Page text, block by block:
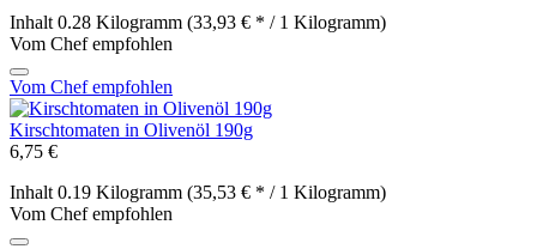
Inhalt 0.28 Kilogramm (33,93 € * / 1 Kilogramm)
Vom Chef empfohlen
Vom Chef empfohlen
Kirschtomaten in Olivenöl 190g
6,75 €
Inhalt 0.19 Kilogramm (35,53 € * / 1 Kilogramm)
Vom Chef empfohlen